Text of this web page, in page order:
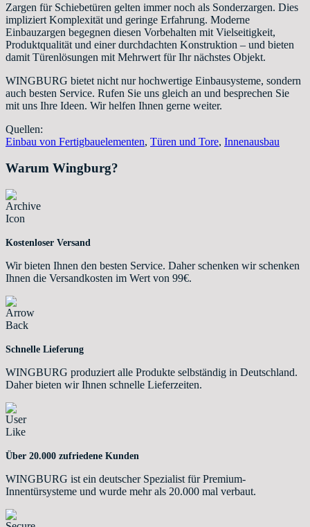
Zargen für Schiebetüren gelten immer noch als Sonderzargen. Dies
impliziert Komplexität und geringe Erfahrung. Moderne
Einbauzargen begegnen diesen Vorbehalten mit Vielseitigkeit,
Produktqualität und einer durchdachten Konstruktion – und bieten
damit Türenlösungen mit Mehrwert für Ihr nächstes Objekt.
WINGBURG bietet nicht nur hochwertige Einbausysteme, sondern
auch besten Service. Rufen Sie uns gleich an und besprechen Sie
mit uns Ihre Ideen. Wir helfen Ihnen gerne weiter.
Quellen:
Einbau von Fertigbauelementen, Türen und Tore, Innenausbau
Warum Wingburg?
Kostenloser Versand
Wir bieten Ihnen den besten Service. Daher schenken wir schenken
Ihnen die Versandkosten im Wert von 99€.
Schnelle Lieferung
WINGBURG produziert alle Produkte selbständig in Deutschland.
Daher bieten wir Ihnen schnelle Lieferzeiten.
Über 20.000 zufriedene Kunden
WINGBURG ist ein deutscher Spezialist für Premium-
Innentürsysteme und wurde mehr als 20.000 mal verbaut.